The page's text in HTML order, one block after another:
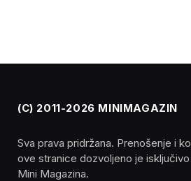
(C) 2011-2026 MINIMAGAZIN
Sva prava pridržana. Prenošenje i
ove stranice dozvoljeno je
Mini Magazina.